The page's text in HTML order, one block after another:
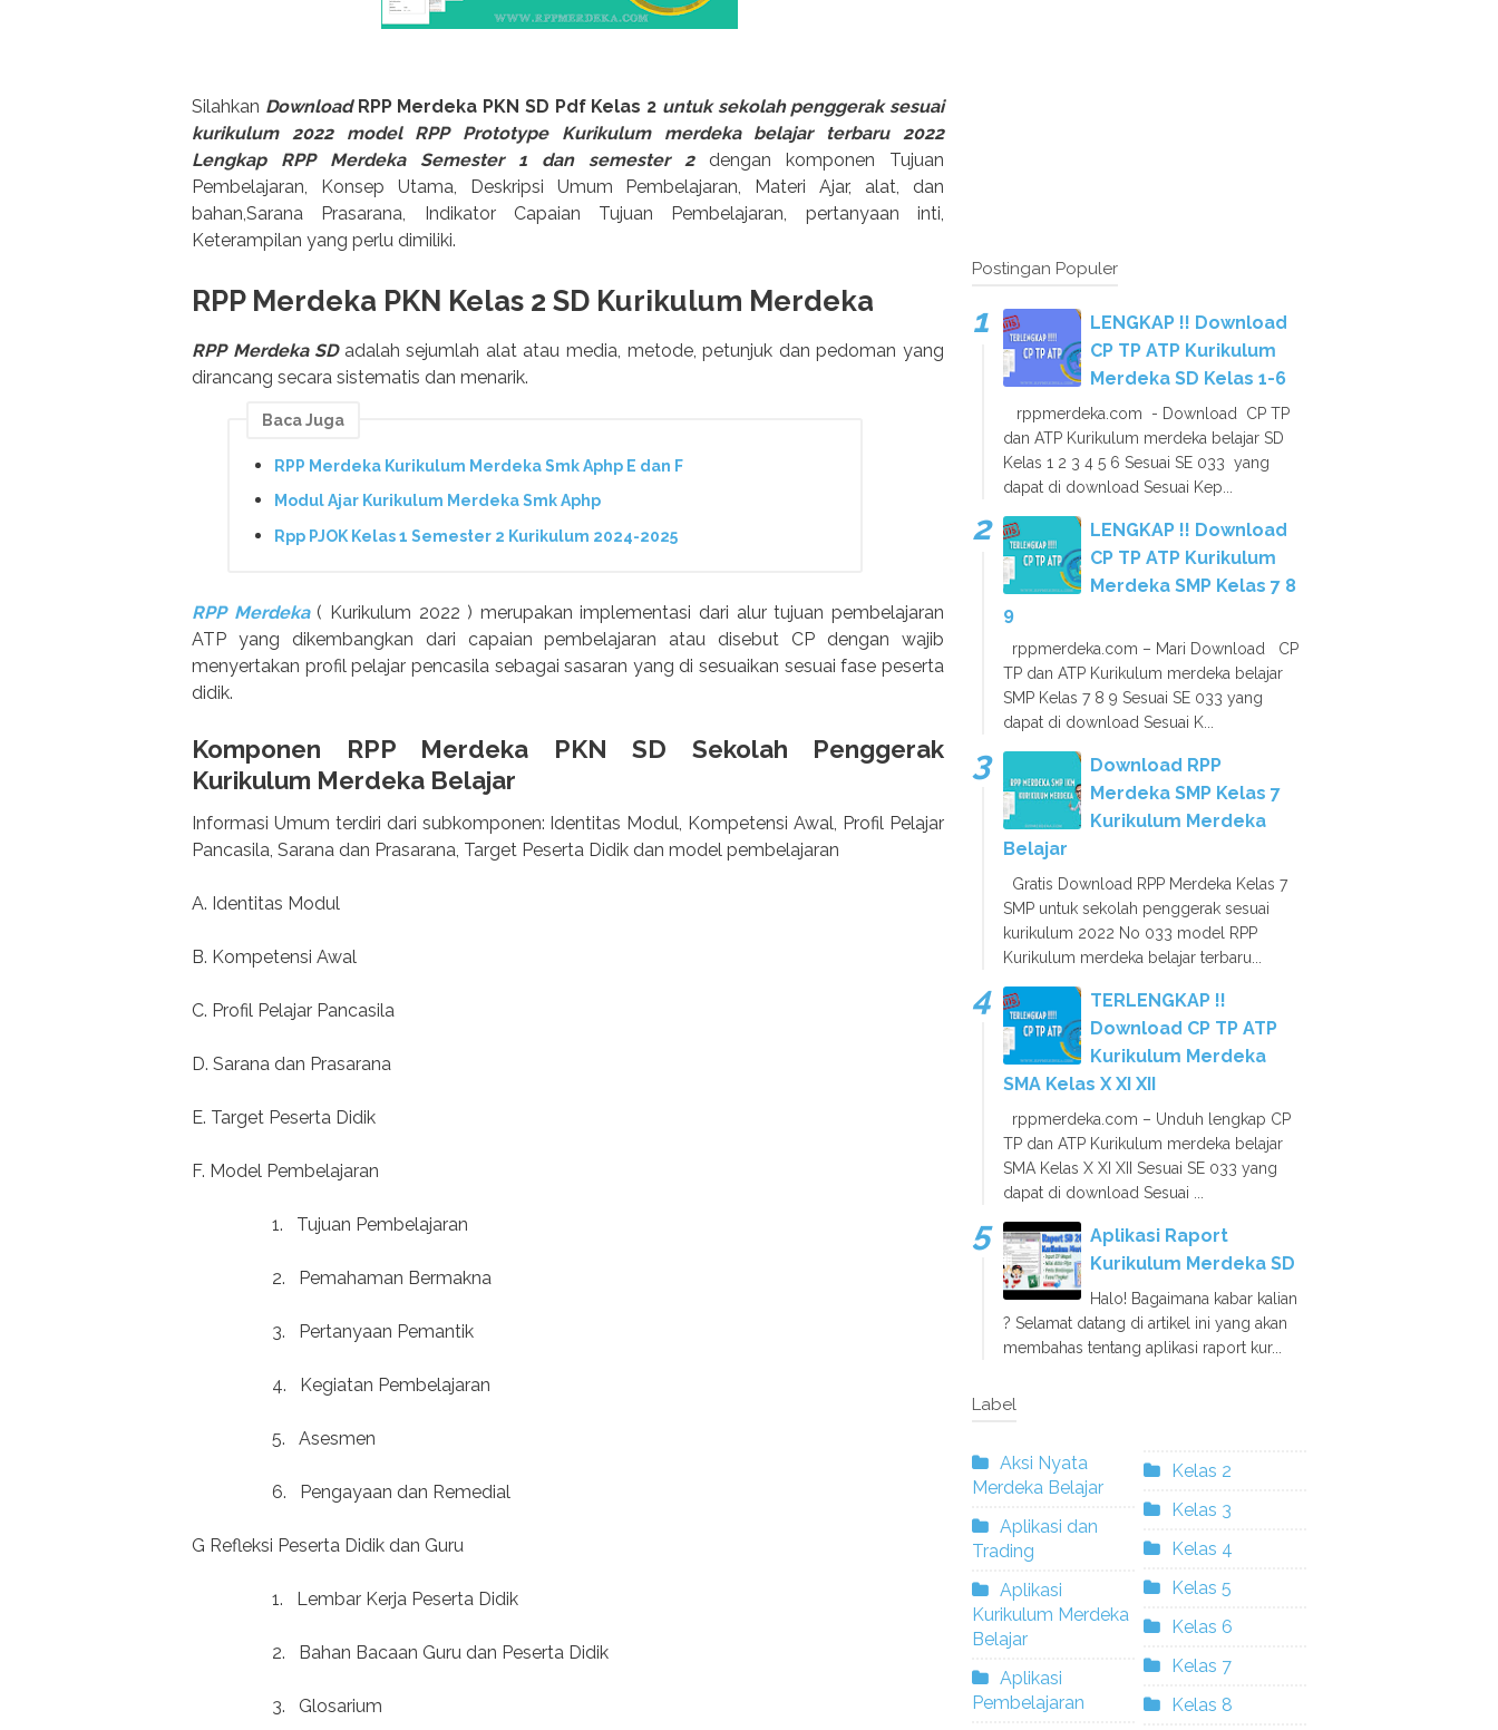
Silahkan Download RPP Merdeka PKN SD Pdf Kelas 2 untuk sekolah penggerak sesuai
kurikulum 2022 model RPP Prototype Kurikulum merdeka belajar terbaru 2022
Lengkap RPP Merdeka Semester 1 dan semester 2dengan komponen Tujuan
Pembelajaran, Konsep Utama, Deskripsi Umum Pembelajaran, Materi Ajar, alat, dan
bahan,Sarana Prasarana, Indikator Capaian Tujuan Pembelajaran, pertanyaan inti,
Keterampilan yang perlu dimiliki.
RPP Merdeka PKN Kelas 2 SD Kurikulum Merdeka
RPP Merdeka SD adalah sejumlah alat atau media, metode, petunjuk dan pedoman yang
dirancang secara sistematis dan menarik.
Baca Juga
RPP Merdeka Kurikulum Merdeka Smk Aphp E dan F
Modul Ajar Kurikulum Merdeka Smk Aphp
Rpp PJOK Kelas 1 Semester 2 Kurikulum 2024-2025
RPP Merdeka( Kurikulum 2022 ) merupakan implementasi dari alur tujuan pembelajaran
ATP yang dikembangkan dari capaian pembelajaran atau disebut CP dengan wajib
menyertakan profil pelajar pencasila sebagai sasaran yang di sesuaikan sesuai fase peserta
didik.
Komponen RPP Merdeka PKN SD Sekolah Penggerak
Kurikulum Merdeka Belajar
Informasi Umum terdiri dari subkomponen: Identitas Modul, Kompetensi Awal, Profil Pelajar
Pancasila, Sarana dan Prasarana, Target Peserta Didik dan model pembelajaran
A. Identitas Modul
B. Kompetensi Awal
C. Profil Pelajar Pancasila
D. Sarana dan Prasarana
E. Target Peserta Didik
F. Model Pembelajaran
1. Tujuan Pembelajaran
2. Pemahaman Bermakna
3. Pertanyaan Pemantik
4. Kegiatan Pembelajaran
5. Asesmen
6. Pengayaan dan Remedial
G Refleksi Peserta Didik dan Guru
1. Lembar Kerja Peserta Didik
2. Bahan Bacaan Guru dan Peserta Didik
3. Glosarium
Postingan Populer
LENGKAP !! Download
CP TP ATP Kurikulum
Merdeka SD Kelas 1-6
rppmerdeka.com - Download CP TP
dan ATP Kurikulum merdeka belajar SD
Kelas 1 2 3 4 5 6 Sesuai SE 033 yang
dapat di download Sesuai Kep...
LENGKAP !! Download
CP TP ATP Kurikulum
Merdeka SMP Kelas 7 8
9
rppmerdeka.com – Mari Download CP
TP dan ATP Kurikulum merdeka belajar
SMP Kelas 7 8 9 Sesuai SE 033 yang
dapat di download Sesuai K...
Download RPP
Merdeka SMP Kelas 7
Kurikulum Merdeka
Belajar
Gratis Download RPP Merdeka Kelas 7
SMP untuk sekolah penggerak sesuai
kurikulum 2022 No 033 model RPP
Kurikulum merdeka belajar terbaru...
TERLENGKAP !!
Download CP TP ATP
Kurikulum Merdeka
SMA Kelas X XI XII
rppmerdeka.com – Unduh lengkap CP
TP dan ATP Kurikulum merdeka belajar
SMA Kelas X XI XII Sesuai SE 033 yang
dapat di download Sesuai ...
Aplikasi Raport
Kurikulum Merdeka SD
Halo! Bagaimana kabar kalian
? Selamat datang di artikel ini yang akan
membahas tentang aplikasi raport kur...
Label
Aksi Nyata
Merdeka Belajar
Aplikasi dan
Trading
Aplikasi
Kurikulum Merdeka
Belajar
Aplikasi
Pembelajaran
Kelas 2
Kelas 3
Kelas 4
Kelas 5
Kelas 6
Kelas 7
Kelas 8